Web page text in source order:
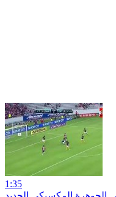
1:35